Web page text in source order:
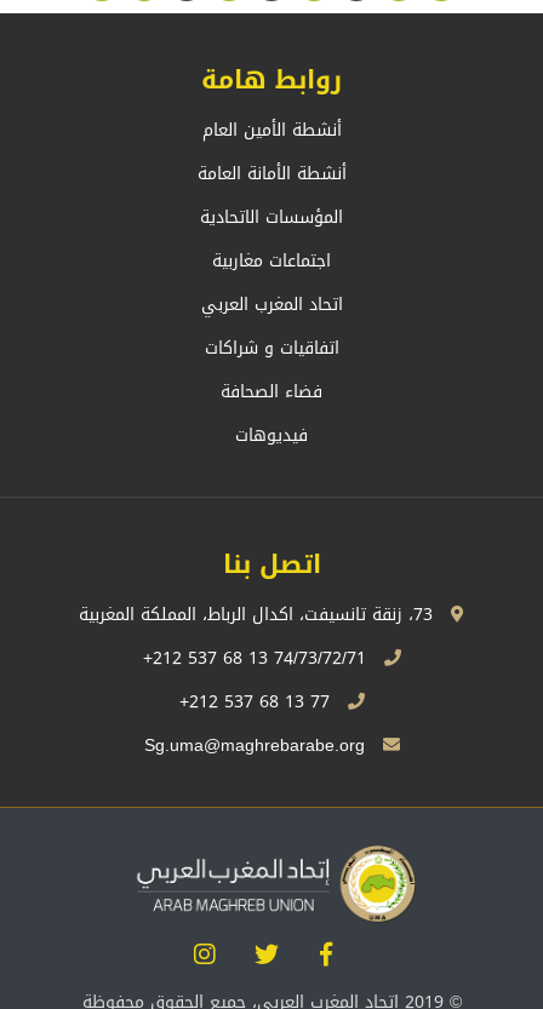
روابط هامة
أنشطة الأمين العام
أنشطة الأمانة العامة
المؤسسات الاتحادية
اجتماعات مغاربية
اتحاد المغرب العربي
اتفاقيات و شراكات
فضاء الصحافة
فيديوهات
اتصل بنا
77 13 68 537 212+